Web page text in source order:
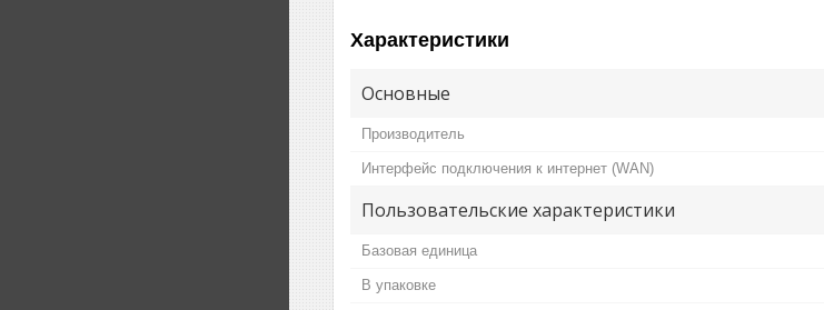
Характеристики
Основные
Производитель
Интерфейс подключения к интернет (WAN)
Пользовательские характеристики
Базовая единица
В упаковке